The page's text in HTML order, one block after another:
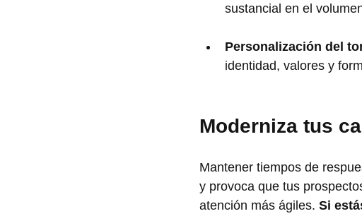
sustancial en el
Personalización del
identidad, valores y
Moderniza tus
Mantener tiempos de
y provoca que tus
atención más ágiles. Si